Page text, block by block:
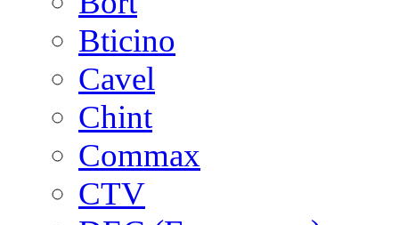
Bticino
Cavel
Chint
Commax
CTV